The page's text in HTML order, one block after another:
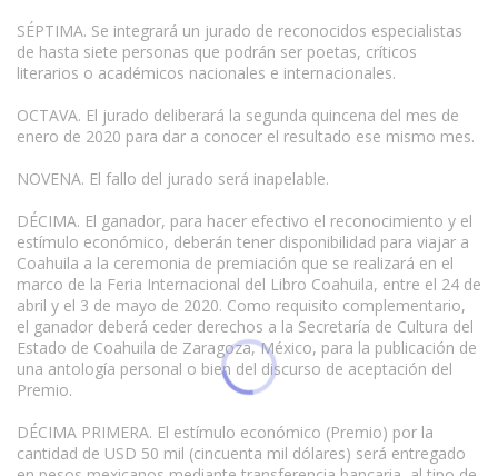
SÉPTIMA. Se integrará un jurado de reconocidos especialistas
de hasta siete personas que podrán ser poetas, críticos
literarios o académicos nacionales e internacionales.
OCTAVA. El jurado deliberará la segunda quincena del mes de
enero de 2020 para dar a conocer el resultado ese mismo mes.
NOVENA. El fallo del jurado será inapelable.
DÉCIMA. El ganador, para hacer efectivo el reconocimiento y el
estímulo económico, deberán tener disponibilidad para viajar a
Coahuila a la ceremonia de premiación que se realizará en el
marco de la Feria Internacional del Libro Coahuila, entre el 24 de
abril y el 3 de mayo de 2020. Como requisito complementario,
el ganador deberá ceder derechos a la Secretaría de Cultura del
Estado de Coahuila de Zaragoza, México, para la publicación de
una antología personal o bien del discurso de aceptación del
Premio.
DÉCIMA PRIMERA. El estímulo económico (Premio) por la
cantidad de USD 50 mil (cincuenta mil dólares) será entregado